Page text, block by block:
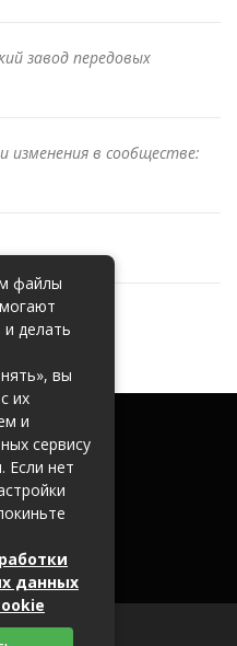
завод передовых
изменения в сообществе:
файлы
и делать
вы
их
и
сервису
Если нет
данных